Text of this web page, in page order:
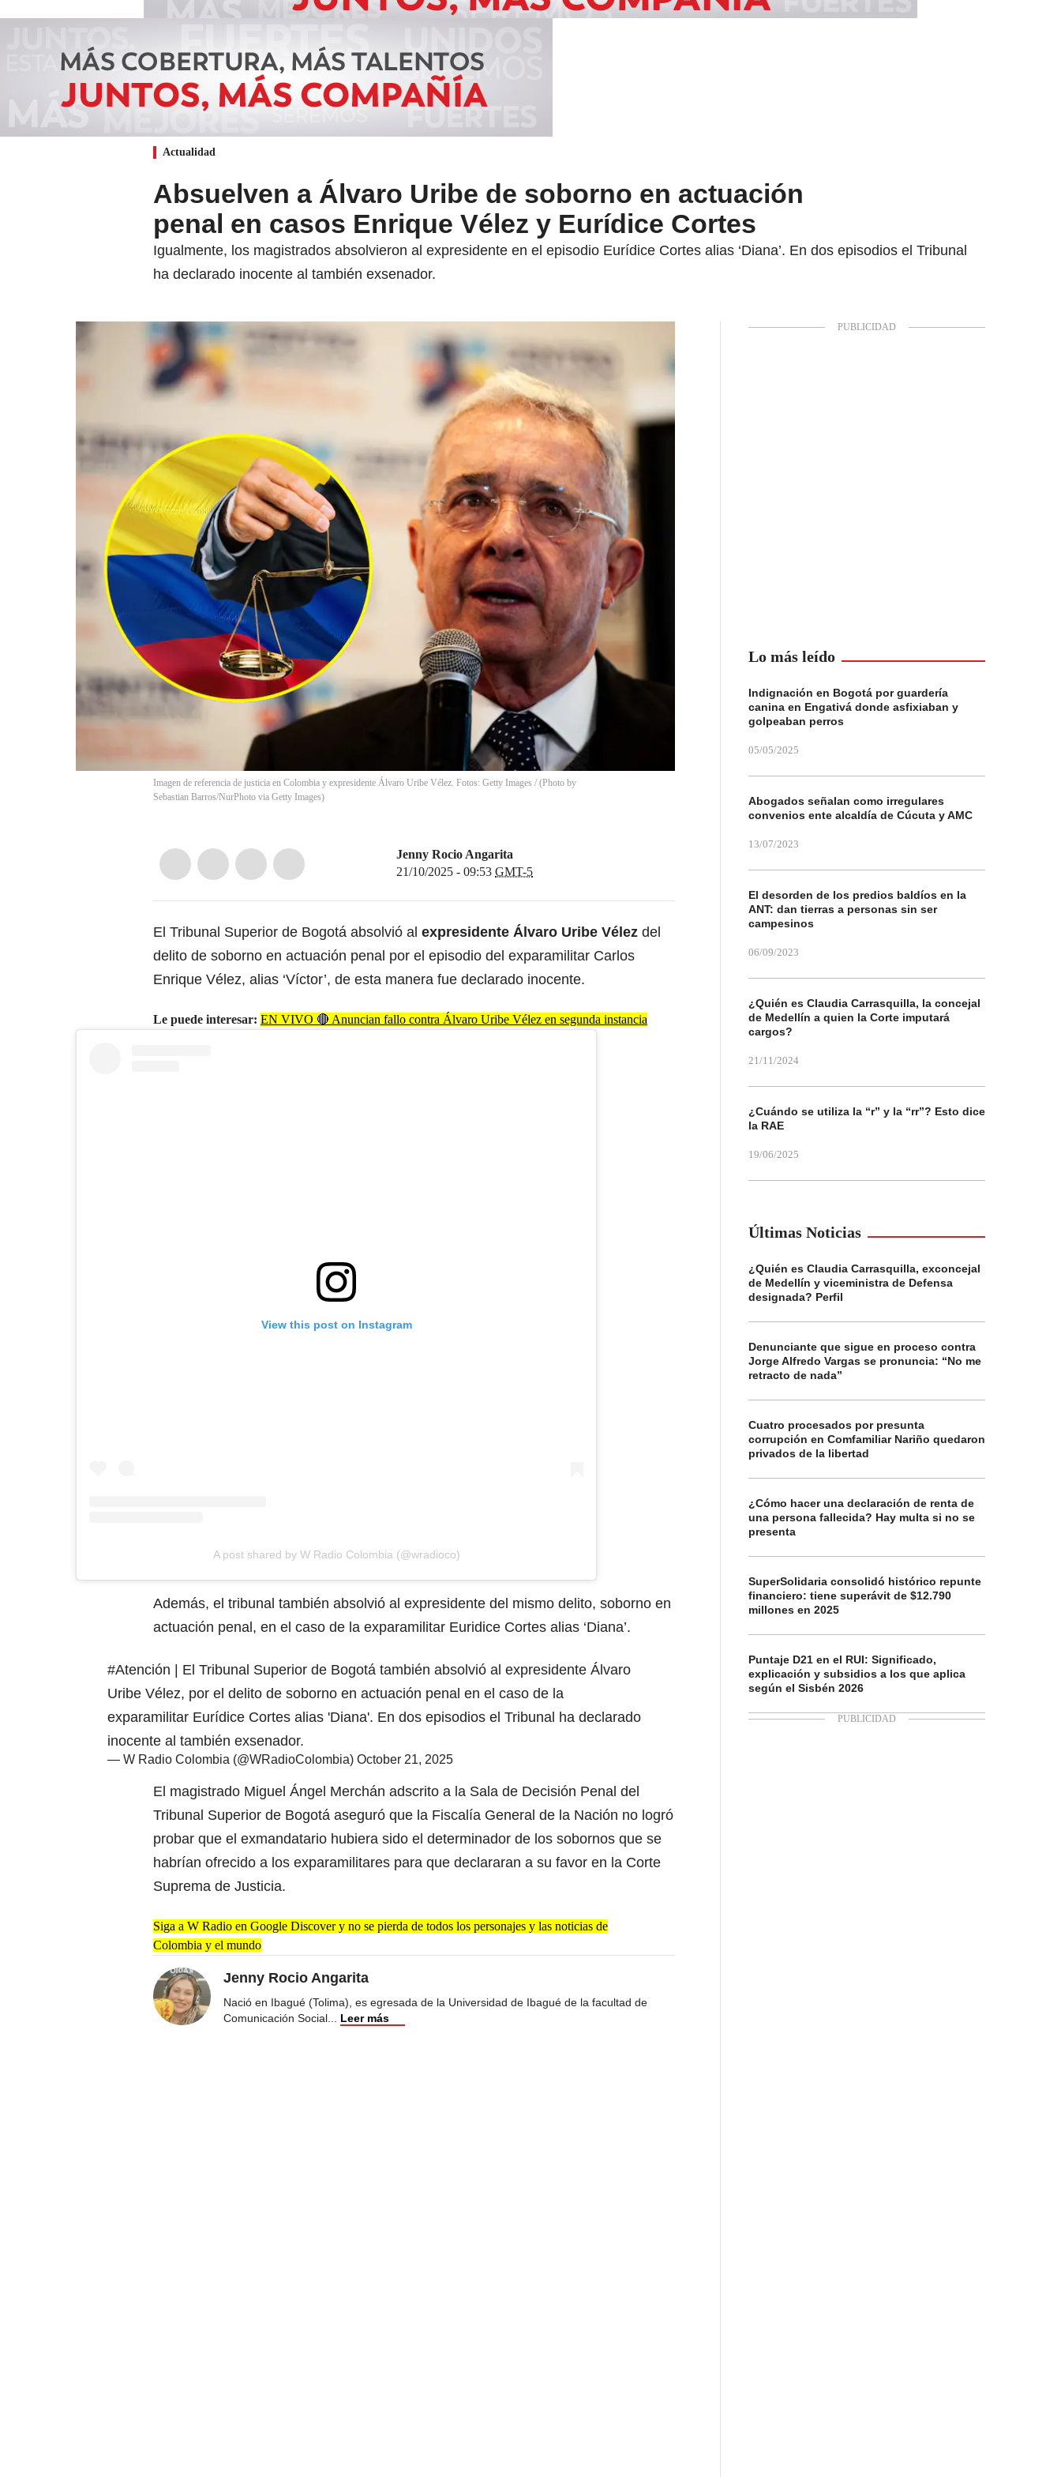
Actualidad
Absuelven a Álvaro Uribe de soborno en actuación
penal en casos Enrique Vélez y Eurídice Cortes
Igualmente, los magistrados absolvieron al expresidente en el episodio Eurídice Cortes alias ‘Diana’. En dos episodios el Tribunal
ha declarado inocente al también exsenador.
Imagen de referencia de justicia en Colombia y expresidente Álvaro Uribe Vélez. Fotos: Getty Images / (Photo by
Sebastian Barros/NurPhoto via Getty Images)
Jenny Rocio Angarita
21/10/2025 - 09:53 GMT-5
El Tribunal Superior de Bogotá absolvió al expresidente Álvaro Uribe Vélez del
delito de soborno en actuación penal por el episodio del exparamilitar Carlos
Enrique Vélez, alias ‘Víctor’, de esta manera fue declarado inocente.
Le puede interesar: EN VIVO 🔴 Anuncian fallo contra Álvaro Uribe Vélez en segunda instancia
View this post on Instagram
A post shared by W Radio Colombia (@wradioco)
Además, el tribunal también absolvió al expresidente del mismo delito, soborno en
actuación penal, en el caso de la exparamilitar Euridice Cortes alias ‘Diana’.
#Atención | El Tribunal Superior de Bogotá también absolvió al expresidente Álvaro
Uribe Vélez, por el delito de soborno en actuación penal en el caso de la
exparamilitar Eurídice Cortes alias 'Diana'. En dos episodios el Tribunal ha declarado
inocente al también exsenador.
— W Radio Colombia (@WRadioColombia) October 21, 2025
El magistrado Miguel Ángel Merchán adscrito a la Sala de Decisión Penal del
Tribunal Superior de Bogotá aseguró que la Fiscalía General de la Nación no logró
probar que el exmandatario hubiera sido el determinador de los sobornos que se
habrían ofrecido a los exparamilitares para que declararan a su favor en la Corte
Suprema de Justicia.
Siga a W Radio en Google Discover y no se pierda de todos los personajes y las noticias de
Colombia y el mundo
Jenny Rocio Angarita
Nació en Ibagué (Tolima), es egresada de la Universidad de Ibagué de la facultad de
Comunicación Social
Leer más
Lo más leído
Indignación en Bogotá por guardería
canina en Engativá donde asfixiaban y
golpeaban perros
05/05/2025
Abogados señalan como irregulares
convenios ente alcaldía de Cúcuta y AMC
13/07/2023
El desorden de los predios baldíos en la
ANT: dan tierras a personas sin ser
campesinos
06/09/2023
¿Quién es Claudia Carrasquilla, la concejal
de Medellín a quien la Corte imputará
cargos?
21/11/2024
¿Cuándo se utiliza la “r” y la “rr”? Esto dice
la RAE
19/06/2025
Últimas Noticias
¿Quién es Claudia Carrasquilla, exconcejal
de Medellín y viceministra de Defensa
designada? Perfil
Denunciante que sigue en proceso contra
Jorge Alfredo Vargas se pronuncia: “No me
retracto de nada”
Cuatro procesados por presunta
corrupción en Comfamiliar Nariño quedaron
privados de la libertad
¿Cómo hacer una declaración de renta de
una persona fallecida? Hay multa si no se
presenta
SuperSolidaria consolidó histórico repunte
financiero: tiene superávit de $12.790
millones en 2025
Puntaje D21 en el RUI: Significado,
explicación y subsidios a los que aplica
según el Sisbén 2026